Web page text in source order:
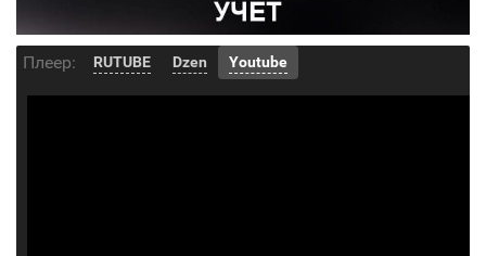
Плеер: RUTUBE Dzen Youtube